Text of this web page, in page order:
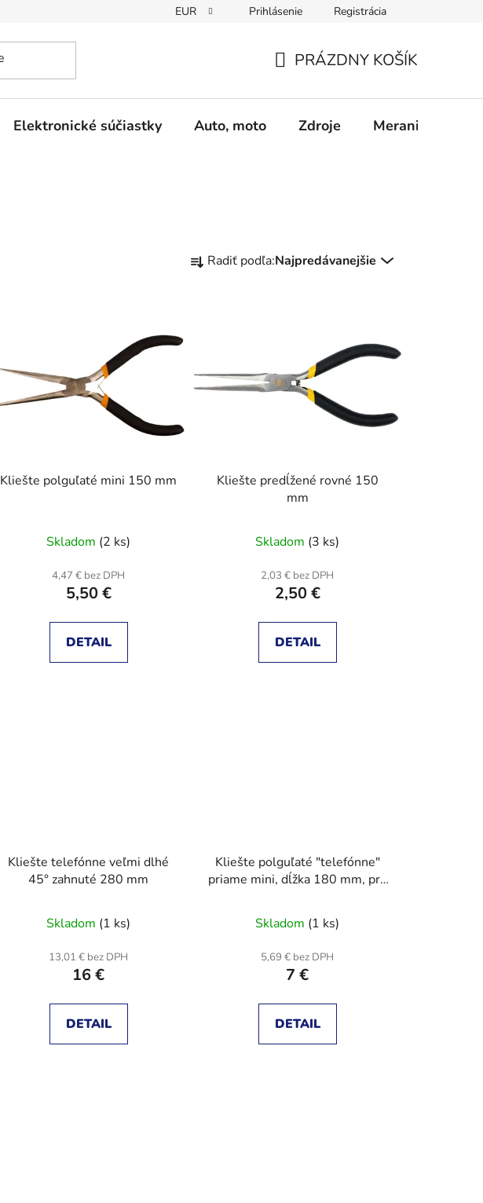
Obchodné podmienky Podmienky ochrany osobných údajov
EUR Prihlásenie Registrácia
KOŠÍK
PRÁZDNY KOŠÍK
Elektronické súčiastky Auto, moto Zdroje Meranie -
a
e
p
Radiť podľa:Najpredávanejšie
Kliešte polguľaté mini 150 mm
Skladom (2 ks)
4,47 € bez DPH
5,50 €
DETAIL
Kliešte predĺžené rovné 150
mm
Skladom (3 ks)
2,03 € bez DPH
2,50 €
DETAIL
Kliešte telefónne veľmi dlhé
45° zahnuté 280 mm
Skladom (1 ks)
13,01 € bez DPH
16 €
DETAIL
Kliešte polguľaté "telefónne"
priame mini, dĺžka 180 mm, pre
izolácia
Skladom (1 ks)
5,69 € bez DPH
7 €
DETAIL